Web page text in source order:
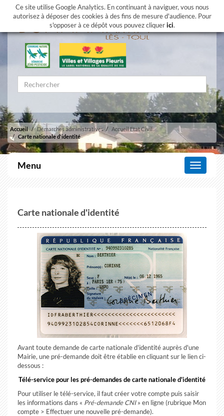
Ce site utilise Google Analytics. En continuant à naviguer, vous nous
autorisez à déposer des cookies à des fins de mesure d'audience. Pour
s'opposer à ce dépôt vous pouvez cliquerici.
Accueil Démarches administratives
Accueil Etat Civil
Carte nationale d'identité
le
menu
Menu
Carte nationale d'identité
Avant toute demande de carte nationale d'identité auprès d'une
Mairie, une pré-demande doit être établie en cliquant sur le lien ci-
dessous :
Télé-service pour les pré-demandes de carte nationale d'identité
Pour utiliser le télé-service, il faut créer votre compte puis saisir
les informations dans « Pré-demande CNI» en ligne (rubrique Mon
compte > Effectuer une nouvelle pré-demande).